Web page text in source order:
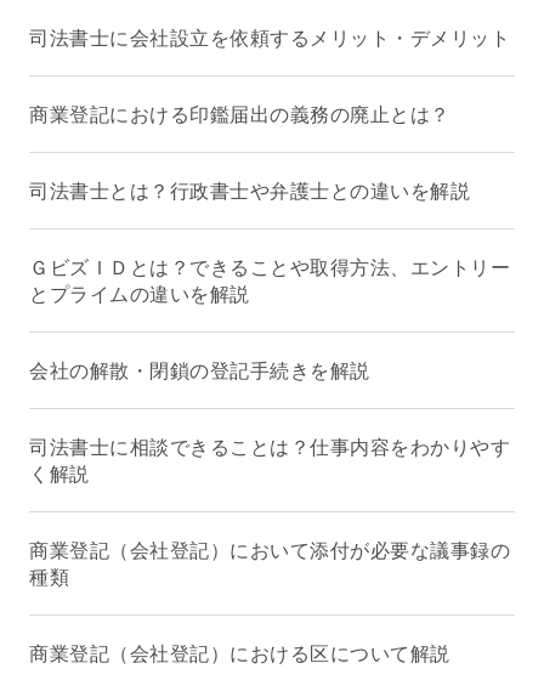
司法書士に会社設立を依頼するメリット・デメリット
商業登記における印鑑届出の義務の廃止とは？
司法書士とは？行政書士や弁護士との違いを解説
ＧビズＩＤとは？できることや取得方法、エントリー
とプライムの違いを解説
会社の解散・閉鎖の登記手続きを解説
司法書士に相談できることは？仕事内容をわかりやす
く解説
商業登記（会社登記）において添付が必要な議事録の
種類
商業登記（会社登記）における区について解説